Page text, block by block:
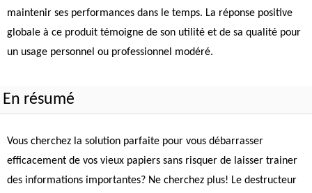
maintenir ses performances dans le temps. La réponse positive
globale à ce produit témoigne de son utilité et de sa qualité pour
un usage personnel ou professionnel modéré.
En résumé
Vous cherchez la solution parfaite pour vous débarrasser
efficacement de vos vieux papiers sans risquer de laisser trainer
des informations importantes? Ne cherchez plus! Le destructeur